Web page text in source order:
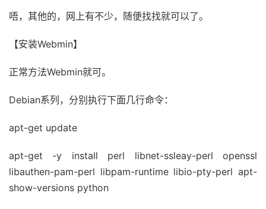
唔，其他的，网上有不少，随便找找就可以了。
【安装Webmin】
正常方法Webmin就可。
Debian系列，分别执行下面几行命令：
apt-get update
apt-get -y install perl libnet-ssleay-perl openssl
libauthen-pam-perl libpam-runtime libio-pty-perl apt-
show-versions python